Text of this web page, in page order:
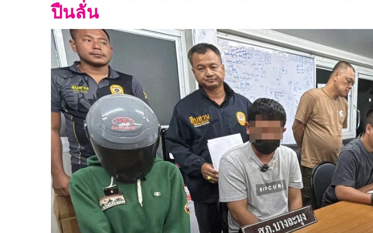
ปืนลั่น